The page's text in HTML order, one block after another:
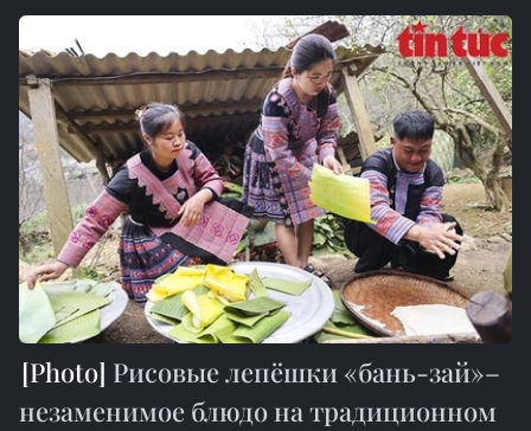
Рисовые лепёшки «бань-зай»–
незаменимое блюдо на традиционном